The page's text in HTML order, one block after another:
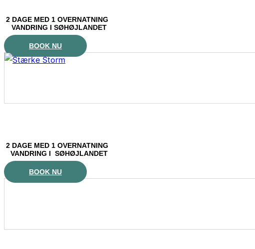
2 DAGE MED 1 OVERNATNING
VANDRING I SØHØJLANDET
BOOK NU
2 DAGE MED 1 OVERNATNING
VANDRING I SØHØJLANDET
BOOK NU